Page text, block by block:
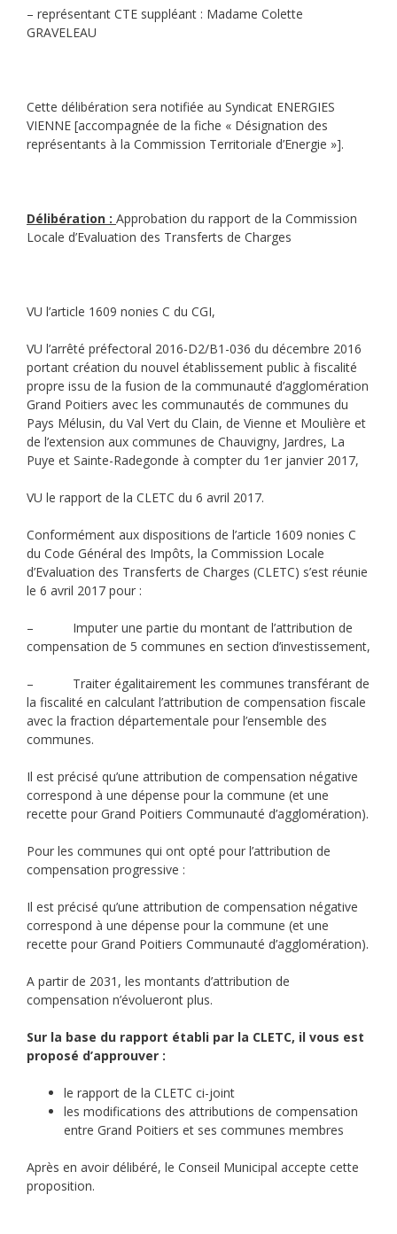
– représentant CTE suppléant : Madame Colette
GRAVELEAU
Cette délibération sera notifiée au Syndicat ENERGIES
VIENNE [accompagnée de la fiche « Désignation des
représentants à la Commission Territoriale d’Energie »].
Délibération : Approbation du rapport de la Commission
Locale d’Evaluation des Transferts de Charges
VU l’article 1609 nonies C du CGI,
VU l’arrêté préfectoral 2016-D2/B1-036 du décembre 2016
portant création du nouvel établissement public à fiscalité
propre issu de la fusion de la communauté d’agglomération
Grand Poitiers avec les communautés de communes du
Pays Mélusin, du Val Vert du Clain, de Vienne et Moulière et
de l’extension aux communes de Chauvigny, Jardres, La
Puye et Sainte-Radegonde à compter du 1er janvier 2017,
VU le rapport de la CLETC du 6 avril 2017.
Conformément aux dispositions de l’article 1609 nonies C
du Code Général des Impôts, la Commission Locale
d’Evaluation des Transferts de Charges (CLETC) s’est réunie
le 6 avril 2017 pour :
– Imputer une partie du montant de l’attribution de
compensation de 5 communes en section d’investissement,
– Traiter égalitairement les communes transférant de
la fiscalité en calculant l’attribution de compensation fiscale
avec la fraction départementale pour l’ensemble des
communes.
Il est précisé qu’une attribution de compensation négative
correspond à une dépense pour la commune (et une
recette pour Grand Poitiers Communauté d’agglomération).
Pour les communes qui ont opté pour l’attribution de
compensation progressive :
Il est précisé qu’une attribution de compensation négative
correspond à une dépense pour la commune (et une
recette pour Grand Poitiers Communauté d’agglomération).
A partir de 2031, les montants d’attribution de
compensation n’évolueront plus.
Sur la base du rapport établi par la CLETC, il vous est
proposé d’approuver :
le rapport de la CLETC ci-joint
les modifications des attributions de compensation
entre Grand Poitiers et ses communes membres
Après en avoir délibéré, le Conseil Municipal accepte cette
proposition.